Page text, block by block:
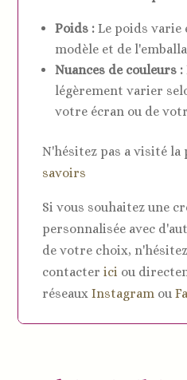
Poids : Le poids varie
modèle et de
Nuances de couleurs :
légèrement varier
votre écran ou de
N'hésitez pas a visité la
savoirs
Si vous souhaitez une
personnalisée avec
de votre choix,
contacterici ou
réseauxInstagram ou